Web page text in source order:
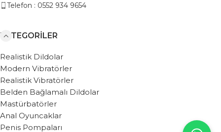
Telefon : 0552 934 9654
KATEGORILER
Realistik Dildolar
Modern Vibratörler
Realistik Vibratörler
Belden Bağlamalı Dildolar
Mastürbatörler
Anal Oyuncaklar
Penis Pompaları